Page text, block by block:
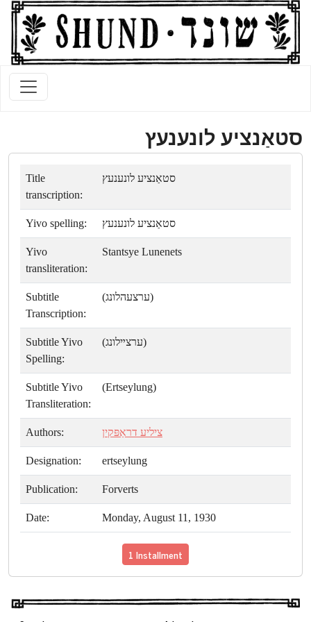
סטאַנציע לונענעץ
Title
transcription:
סטאַנציע לונענעץ
Yivo spelling: סטאַנציע לונענעץ
Yivo
transliteration:
Stantsye Lunenets
Subtitle
Transcription:
(ערצעהלונג)
Subtitle Yivo
Spelling:
(ערצײלונג)
Subtitle Yivo
Transliteration:
(Ertseylung)
Authors: ציליע דראַפּקין
Designation: ertseylung
Publication: Forverts
Date: Monday, August 11, 1930
1 Installment